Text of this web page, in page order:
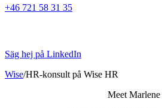
+46 721 58 31 35
Säg hej på LinkedIn
Wise/HR-konsult på Wise HR
Meet Marlene